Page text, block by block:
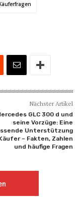
Nächster Artikel
GLC 300 d und
seine Vorzüge: Eine
Unterstützung
– Fakten, Zahlen
und häufige Fragen